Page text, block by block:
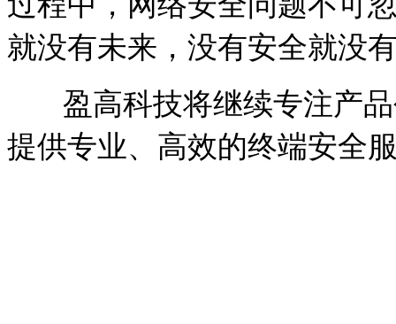
就没有未来，没有安全就没
盈高科技将继续专注产品
提供专业、高效的终端安全